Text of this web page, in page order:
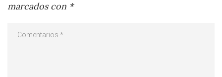
marcados con *